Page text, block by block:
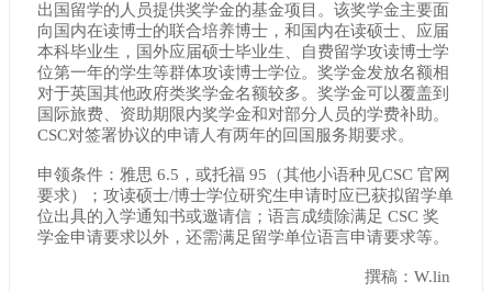
出国留学的人员提供奖学金的基金项目。该奖学金主要面
向国内在读博士的联合培养博士，和国内在读硕士、应届
本科毕业生，国外应届硕士毕业生、自费留学攻读博士学
位第一年的学生等群体攻读博士学位。奖学金发放名额相
对于英国其他政府类奖学金名额较多。奖学金可以覆盖到
国际旅费、资助期限内奖学金和对部分人员的学费补助。
CSC对签署协议的申请人有两年的回国服务期要求。
申领条件：雅思 6.5，或托福 95（其他小语种见CSC 官网
要求）；攻读硕士/博士学位研究生申请时应已获拟留学单
位出具的入学通知书或邀请信；语言成绩除满足 CSC 奖
学金申请要求以外，还需满足留学单位语言申请要求等。
撰稿：W.lin